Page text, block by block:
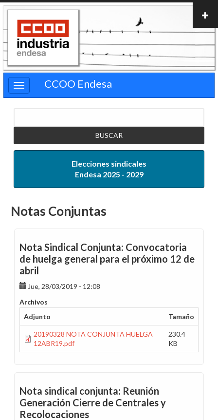
Pasar
contenido
principal
CCOO Endesa
Elecciones sindicales
Endesa 2025 - 2029
Notas Conjuntas
Nota Sindical Conjunta: Convocatoria
de huelga general para el próximo 12 de
abril
Jue, 28/03/2019 - 12:08
Archivos
Adjunto
Tamaño
20190328 NOTA CONJUNTA HUELGA
12ABR19.pdf
230.4
KB
Nota sindical conjunta: Reunión
Generación Cierre de Centrales y
Recolocaciones